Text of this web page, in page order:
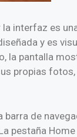
la interfaz es
y es
la pantalla
propias
barra de
pestaña